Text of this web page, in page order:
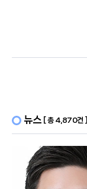
뉴스 [ 총 4,870건 ]